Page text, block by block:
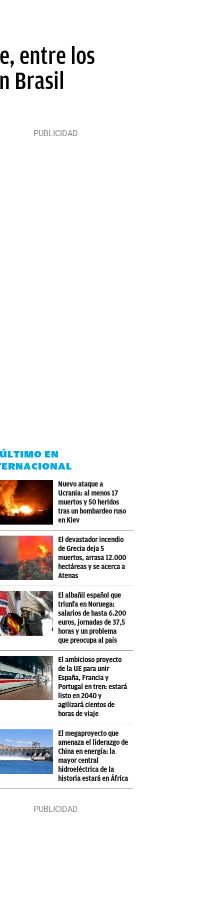
entre los
Brasil
EN
Nuevo ataque a
Ucrania: al menos 17
muertos y 50 heridos
tras un bombardeo ruso
en Kiev
El devastador incendio
de Grecia deja 5
muertos, arrasa 12.000
hectáreas y se acerca a
Atenas
El albañil español que
triunfa en Noruega:
salarios de hasta 6.200
euros, jornadas de 37,5
horas y un problema
que preocupa al país
El ambicioso proyecto
de la UE para unir
España, Francia y
Portugal en tren: estará
listo en 2040 y
agilizará cientos de
horas de viaje
El megaproyecto que
amenaza el liderazgo de
China en energía: la
mayor central
hidroeléctrica de la
historia estará en África